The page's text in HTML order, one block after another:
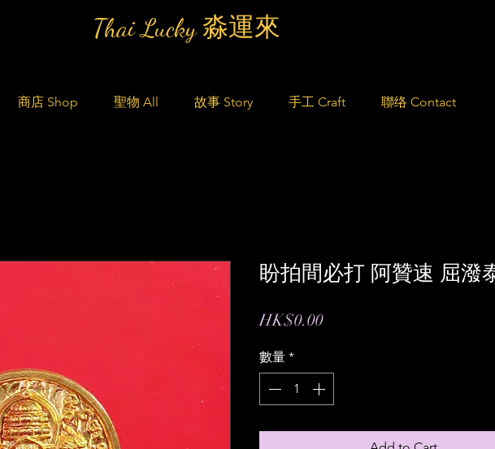
Thai Lucky 淼運來
商店 Shop 聖物 All 故事 Story 手工 Craft 聯络 Contact
盼拍間必打 阿贊速 屈潑
HK$0.00價
數量 *